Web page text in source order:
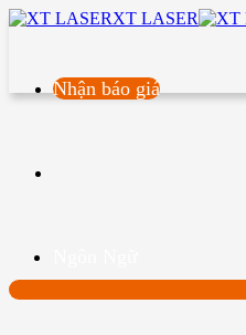
XT LASER
Nhận báo giá